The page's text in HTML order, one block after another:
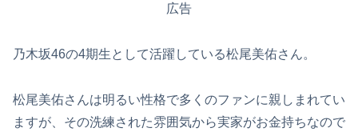
広告
乃木坂46の4期生として活躍している松尾美佑さん。
松尾美佑さんは明るい性格で多くのファンに親しまれてい
ますが、その洗練された雰囲気から実家がお金持ちなので